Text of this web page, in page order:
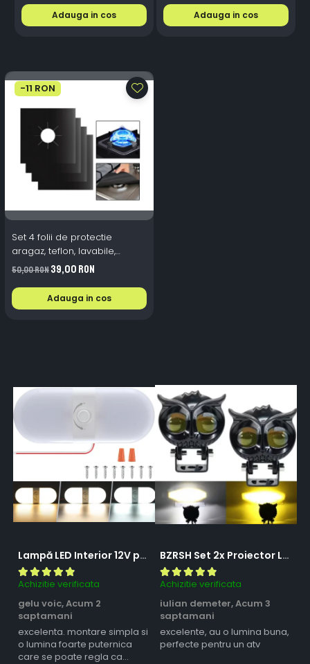
Adauga in cos Adauga in cos
-11 RON
Set 4 folii de protectie
aragaz, teflon, lavabile,
reutilizabile, Negru/Gri
50,00 RON39,00 RON
Adauga in cos
Lampă LED Interior 12V pentru Dubă, Camper și Rulotă - 180LED, 33 cm, 3 Temperaturii de Culoare, Intensitate Reglabilă, Iluminare Compartiment Marfă
Achizitie verificata
gelu voic,Acum 2
saptamani
excelenta. montare simpla si
o lumina foarte puternica
care se poate regla ca
BZRSH Set 2x Proiector LED Bufnita 50W Lupa 2 Faze Alb-Galben 12-24V Moto ATV
Achizitie verificata
iulian demeter,Acum 3
saptamani
excelente, au o lumina buna,
perfecte pentru un atv